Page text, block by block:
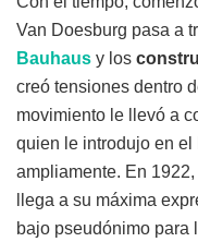
Van Doesburg pasa a
Bauhaus y los
creó tensiones dentro
movimiento le llevó a
quien le introdujo en el
ampliamente. En
llega a su máxima
bajo pseudónimo para